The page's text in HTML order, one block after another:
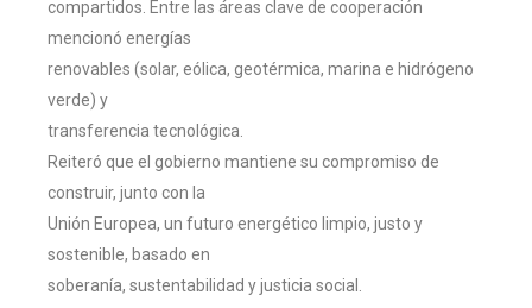
compartidos. Entre las áreas clave de cooperación
mencionó energías
renovables (solar, eólica, geotérmica, marina e hidrógeno
verde) y
transferencia tecnológica.
Reiteró que el gobierno mantiene su compromiso de
construir, junto con la
Unión Europea, un futuro energético limpio, justo y
sostenible, basado en
soberanía, sustentabilidad y justicia social.